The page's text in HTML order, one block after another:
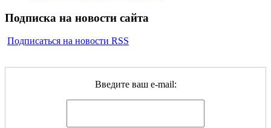
Подписка на новости сайта
Подписаться на новости RSS
Введите ваш e-mail: